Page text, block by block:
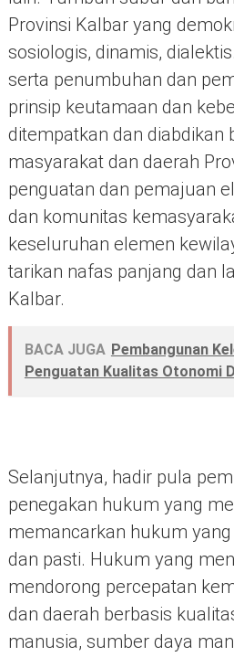
Provinsi Kalbar yang
sosiologis, dinamis,
serta penumbuhan dan
prinsip keutamaan dan
ditempatkan dan diabdikan
masyarakat dan daerah
penguatan dan pemajuan
dan komunitas
keseluruhan elemen
tarikan nafas panjang dan
Kalbar.
BACA JUGA Pembangunan
Penguatan Kualitas Otonomi
Selanjutnya, hadir pula
penegakan hukum yang
memancarkan hukum
dan pasti. Hukum yang
mendorong percepatan
dan daerah berbasis
manusia, sumber daya